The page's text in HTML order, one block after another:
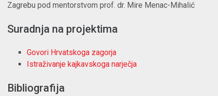
Zagrebu pod mentorstvom prof. dr. Mire Menac-Mihalić
Suradnja na projektima
Govori Hrvatskoga zagorja
Istraživanje kajkavskoga narječja
Bibliografija